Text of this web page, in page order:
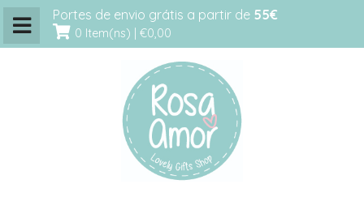
Portes de envio grátis a partir de 55€
0 Item(ns) | €0,00